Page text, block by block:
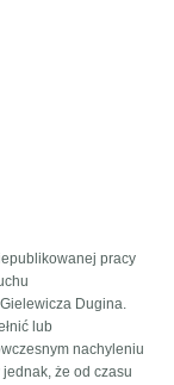
pracy
Dugina.
lub
nachyleniu
że od czasu